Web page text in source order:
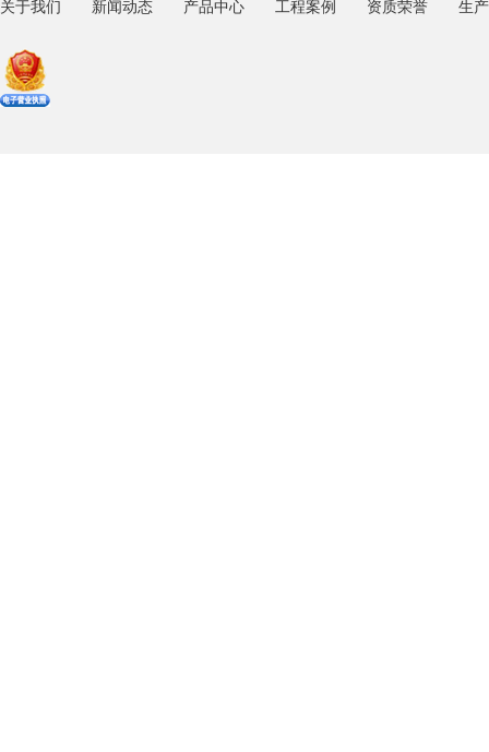
关于我们 新闻动态 产品中心 工程案例 资质荣誉 生